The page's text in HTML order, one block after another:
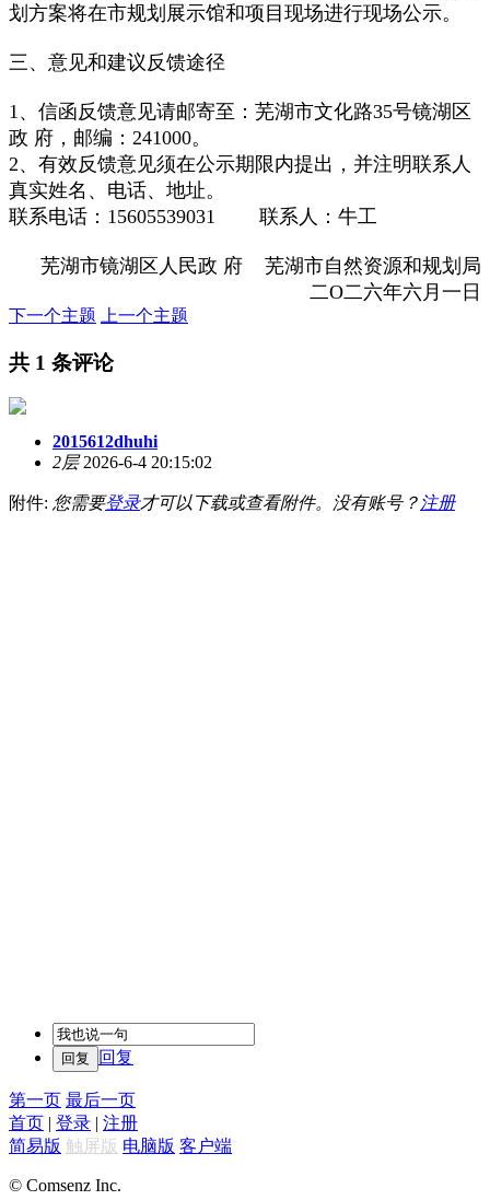
划方案将在市规划展示馆和项目现场进行现场公示。
三、意见和建议反馈途径
1、信函反馈意见请邮寄至：芜湖市文化路35号镜湖区
政 府，邮编：241000。
2、有效反馈意见须在公示期限内提出，并注明联系人
真实姓名、电话、地址。
联系电话：15605539031 联系人：牛工
芜湖市镜湖区人民政 府 芜湖市自然资源和规划局
二O二六年六月一日
下一个主题 上一个主题
共 1 条评论
2015612dhuhi
2层2026-6-4 20:15:02
附件: 您需要登录才可以下载或查看附件。没有账号？ 注册
回复
第一页 最后一页
首页 | 登录 | 注册
简易版 触屏版 电脑版 客户端
© Comsenz Inc.